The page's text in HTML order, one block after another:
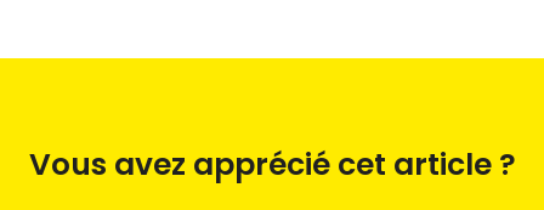
Vous avez apprécié cet article ?